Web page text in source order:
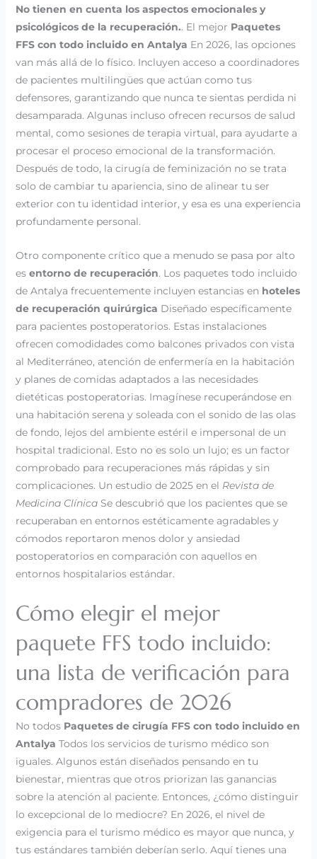
No tienen en cuenta los aspectos emocionales y
psicológicos de la recuperación.. El mejor Paquetes
FFS con todo incluido en Antalya En 2026, las opciones
van más allá de lo físico. Incluyen acceso a coordinadores
de pacientes multilingües que actúan como tus
defensores, garantizando que nunca te sientas perdida ni
desamparada. Algunas incluso ofrecen recursos de salud
mental, como sesiones de terapia virtual, para ayudarte a
procesar el proceso emocional de la transformación.
Después de todo, la cirugía de feminización no se trata
solo de cambiar tu apariencia, sino de alinear tu ser
exterior con tu identidad interior, y esa es una experiencia
profundamente personal.
Otro componente crítico que a menudo se pasa por alto
es entorno de recuperación. Los paquetes todo incluido
de Antalya frecuentemente incluyen estancias en hoteles
de recuperación quirúrgica Diseñado específicamente
para pacientes postoperatorios. Estas instalaciones
ofrecen comodidades como balcones privados con vista
al Mediterráneo, atención de enfermería en la habitación
y planes de comidas adaptados a las necesidades
dietéticas postoperatorias. Imagínese recuperándose en
una habitación serena y soleada con el sonido de las olas
de fondo, lejos del ambiente estéril e impersonal de un
hospital tradicional. Esto no es solo un lujo; es un factor
comprobado para recuperaciones más rápidas y sin
complicaciones. Un estudio de 2025 en el Revista de
Medicina ClínicaSe descubrió que los pacientes que se
recuperaban en entornos estéticamente agradables y
cómodos reportaron menos dolor y ansiedad
postoperatorios en comparación con aquellos en
entornos hospitalarios estándar.
Cómo elegir el mejor
paquete FFS todo incluido:
una lista de verificación para
compradores de 2026
No todos Paquetes de cirugía FFS con todo incluido en
Antalya Todos los servicios de turismo médico son
iguales. Algunos están diseñados pensando en tu
bienestar, mientras que otros priorizan las ganancias
sobre la atención al paciente. Entonces, ¿cómo distinguir
lo excepcional de lo mediocre? En 2026, el nivel de
exigencia para el turismo médico es mayor que nunca, y
tus estándares también deberían serlo. Aquí tienes una